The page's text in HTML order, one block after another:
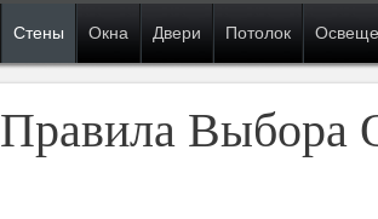
Стены Окна Двери Потолок
Правила Выбора